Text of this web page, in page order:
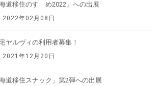
道移住のすゝめ2022」への出展
2022年02月08日
ヤルヴィの利用者募集！
2021年12月20日
道移住スナック」第2弾への出展